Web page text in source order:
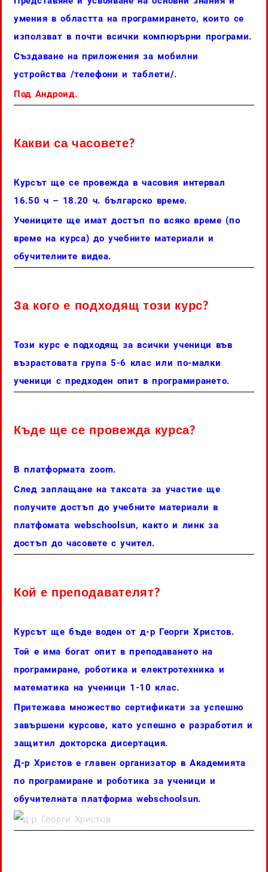
умения в областта на програмирането, които се
използват в почти всички компюрърни програми.
Създаване на приложения за мобилни
устройства /телефони и таблети/.
Под Андроид.
Какви са часовете?
Курсът ще се провежда в часовия интервал
16.50 ч – 18.20 ч. българско време.
Учениците ще имат достъп по всяко време (по
време на курса) до учебните материали и
обучителните видеа.
За кого е подходящ този курс?
Този курс е подходящ за всички ученици във
възрастовата група 5-6 клас или по-малки
ученици с предходен опит в програмирането.
Къде ще се провежда курса?
В платформата zoom.
След заплащане на таксата за участие ще
получите достъп до учебните материали в
платфомата webschoolsun, както и линк за
достъп до часовете с учител.
Кой е преподавателят?
Курсът ще бъде воден от д-р Георги Христов.
Той е има богат опит в преподаването на
програмиране, роботика и електротехника и
математика на ученици 1-10 клас.
Притежава множество сертификати за успешно
завършени курсове, като успешно е разработил и
защитил докторска дисертация.
Д-р Христов е главен организатор в Академията
по програмиране и роботика за ученици и
обучителната платформа webschoolsun.